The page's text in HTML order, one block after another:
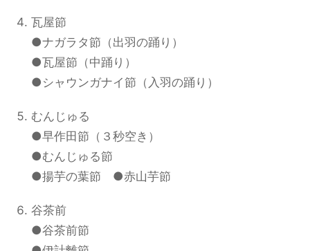
瓦屋節
●ナガラタ節（出羽の踊り）
●瓦屋節（中踊り）
●シャウンガナイ節（入羽の踊り）
むんじゅる
●早作田節（３秒空き）
●むんじゅる節
●揚芋の葉節 ●赤山芋節
谷茶前
●谷茶前節